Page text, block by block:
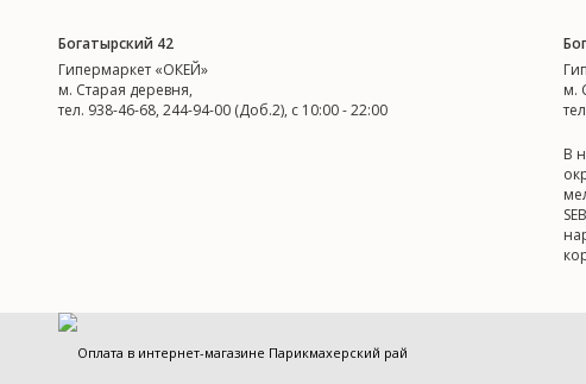
Богатырский 42
Гипермаркет «ОКЕЙ»
м. Старая деревня,
тел. 938-46-68, 244-94-00 (Доб.2), c 10:00 - 22:00
м.
В